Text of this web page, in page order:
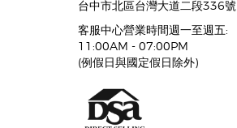
台中市北區台灣大道二段336號
客服中心營業時間週一至週五:
11:00AM - 07:00PM
(例假日與國定假日除外)